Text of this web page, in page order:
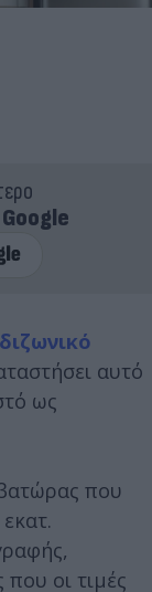
Google
αυτό
ως
που
οι τιμές